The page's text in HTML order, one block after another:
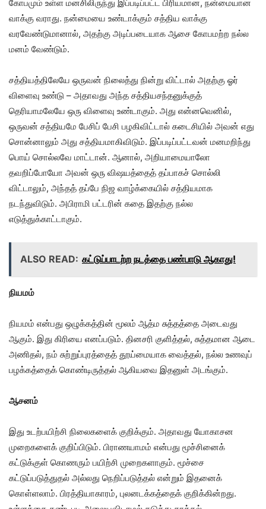
கோபமும் உள்ள மனசிலிருந்து இப்படிப்பட்ட பிரியமான, நன்மையான
வாக்கு வராது. நன்மையை உண்டாக்கும் சத்திய வாக்கு
வரவேண்டுமானால், அதற்கு அடிப்படையாக ஆசை கோபமற்ற நல்ல
மனம் வேண்டும்.
சத்தியத்திலேயே ஒருவன் நிலைத்து நின்று விட்டால் அதற்கு ஓர்
விளைவு உண்டு – அதாவது அந்த சத்தியசந்தனுக்குத்
தெரியாமலேயே ஒரு விளைவு உண்டாகும். அது என்னவெனில்,
ஒருவன் சத்தியமே பேசிப் பேசி பழகிவிட்டால் கடைசியில் அவன் எது
சொன்னாலும் அது சத்தியமாகிவிடும். இப்படிப்பட்டவன் மனமறிந்து
பொய் சொல்லவே மாட்டான். ஆனால், அறியாமையாலோ
தவறிப்போயோ அவன் ஒரு விஷயத்தைத் தப்பாகச் சொல்லி
விட்டாலும், அந்தத் தப்பே நிஜ வாழ்க்கையில் சத்தியமாக
நடந்துவிடும். அபிராமி பட்டரின் கதை இதற்கு நல்ல
எடுத்துக்காட்டாகும்.
ALSO READ: கட்டுப்பாடற்ற நடத்தை பண்பாடு ஆகாது!
நியமம்
நியமம் என்பது ஒழுக்கத்தின் மூலம் ஆத்ம சுத்தத்தை அடைவது
ஆகும். இது கிரியை எனப்படும். தினசரி குளித்தல், சுத்தமான ஆடை
அணிதல், நம் சுற்றுப்புரத்தைத் தூய்மையாக வைத்தல், நல்ல உணவுப்
பழக்கத்தைக் கொண்டிருத்தல் ஆகியவை இதனுள் அடங்கும்.
ஆசனம்
இது உடற்பயிற்சி நிலைகளைக் குறிக்கும். அதாவது யோகாசன
முறைகளைக் குறிப்பிடும். பிராணயாமம் என்பது மூச்சினைக்
கட்டுக்குள் கொணரும் பயிற்சி முறைகளாகும். மூச்சை
கட்டுப்படுத்துதல் அல்லது நெறிப்படுத்தல் என்றும் இதனைக்
கொள்ளலாம். பிரத்தியாகாரம், புலனடக்கத்தைக் குறிக்கின்றது.